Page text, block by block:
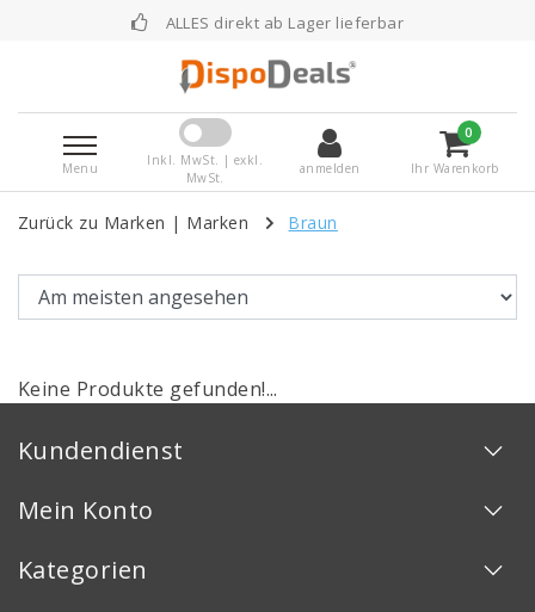
ALLES direkt ab Lager lieferbar
Menu
Inkl. MwSt. | exkl.
MwSt.
anmelden
0
Ihr Warenkorb
Zurück zu Marken | Marken Braun
Keine Produkte gefunden!...
Kundendienst
Mein Konto
Kategorien